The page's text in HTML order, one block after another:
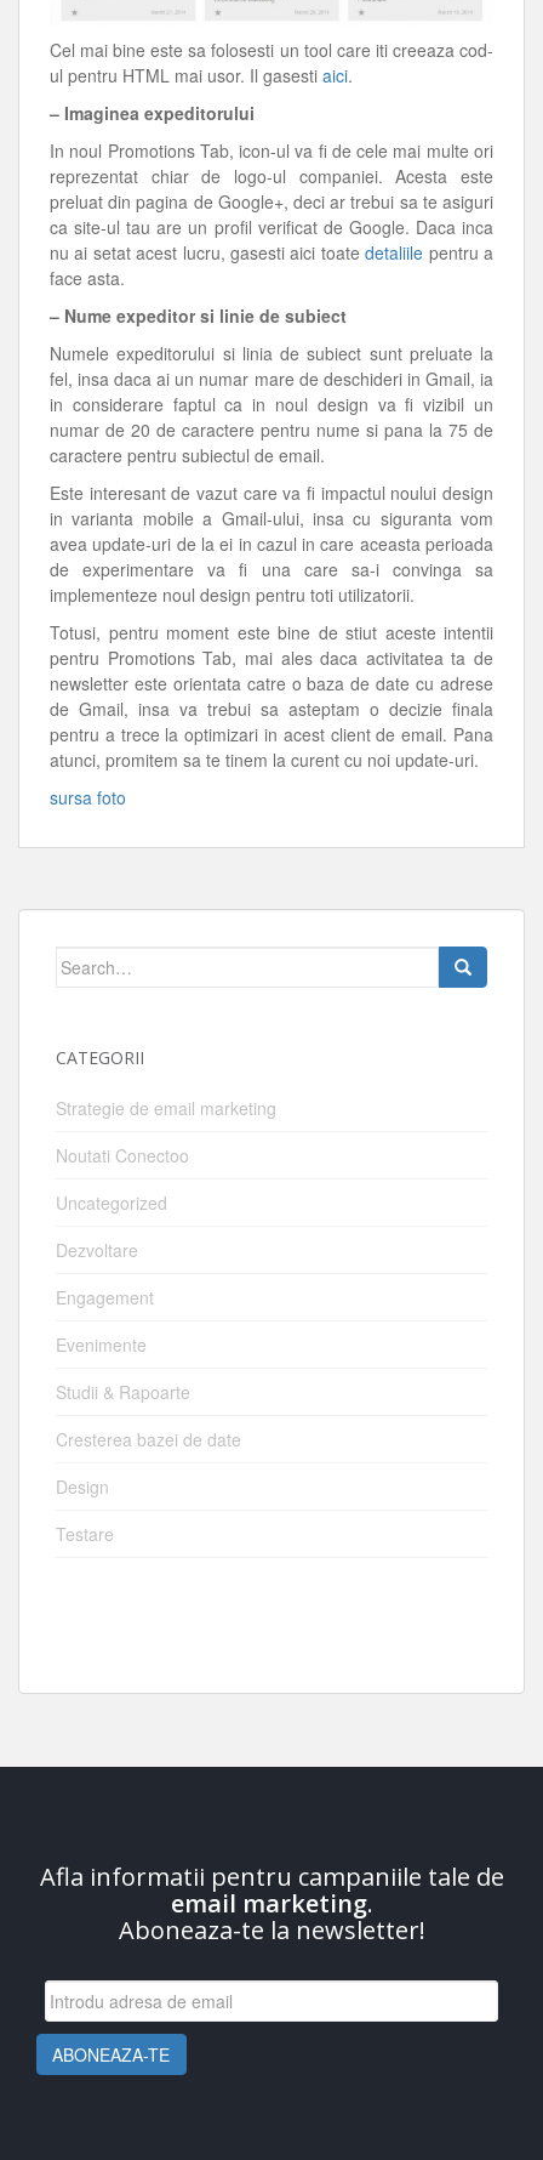
Cel mai bine este sa folosesti un tool care iti creeaza cod-
ul pentru HTML mai usor. Il gasesti aici.
– Imaginea expeditorului
In noul Promotions Tab, icon-ul va fi de cele mai multe ori
reprezentat chiar de logo-ul companiei. Acesta este
preluat din pagina de Google+, deci ar trebui sa te asiguri
ca site-ul tau are un profil verificat de Google. Daca inca
nu ai setat acest lucru, gasesti aici toatedetaliile pentru a
face asta.
– Nume expeditor si linie de subiect
Numele expeditorului si linia de subiect sunt preluate la
fel, insa daca ai un numar mare de deschideri in Gmail, ia
in considerare faptul ca in noul design va fi vizibil un
numar de 20 de caractere pentru nume si pana la 75 de
caractere pentru subiectul de email.
Este interesant de vazut care va fi impactul noului design
in varianta mobile a Gmail-ului, insa cu siguranta vom
avea update-uri de la ei in cazul in care aceasta perioada
de experimentare va fi una care sa-i convinga sa
implementeze noul design pentru toti utilizatorii.
Totusi, pentru moment este bine de stiut aceste intentii
pentru Promotions Tab, mai ales daca activitatea ta de
newsletter este orientata catre o baza de date cu adrese
de Gmail, insa va trebui sa asteptam o decizie finala
pentru a trece la optimizari in acest client de email. Pana
atunci, promitem sa te tinem la curent cu noi update-uri.
sursa foto
Search
for:
CATEGORII
Strategie de email marketing
Noutati Conectoo
Uncategorized
Dezvoltare
Engagement
Evenimente
Studii & Rapoarte
Cresterea bazei de date
Design
Testare
Afla informatii pentru campaniile tale de
email marketing.
Aboneaza-te la newsletter!